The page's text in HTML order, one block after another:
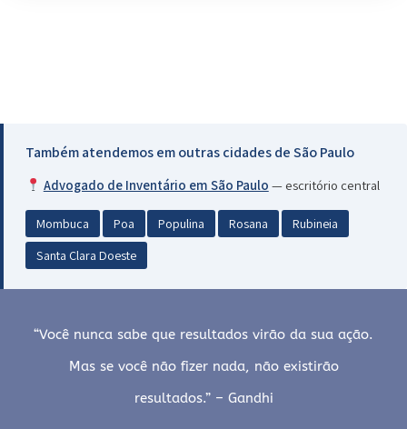
Também atendemos em outras cidades de São Paulo
Advogado de Inventário em São Paulo — escritório central
Mombuca Poa Populina Rosana
Rubineia
Santa Clara Doeste
“Você nunca sabe que resultados virão da sua ação.
Mas se você não fizer nada, não existirão
resultados.” – Gandhi